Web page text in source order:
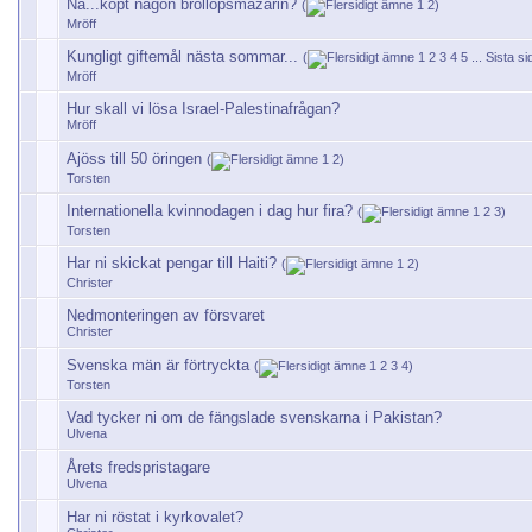
Nå...köpt någon bröllopsmazarin? ( 1 2)
Mröff
Kungligt giftemål nästa sommar... ( 1 2 3 4 5 Sista
Mröff
Hur skall vi lösa Israel-Palestinafrågan?
Mröff
Ajöss till 50 öringen ( 1 2)
Torsten
Internationella kvinnodagen i dag hur fira? ( 1 2 3)
Torsten
Har ni skickat pengar till Haiti? ( 1 2)
Christer
Nedmonteringen av försvaret
Christer
Svenska män är förtryckta ( 1 2 3 4)
Torsten
Vad tycker ni om de fängslade svenskarna i Pakistan?
Ulvena
Årets fredspristagare
Ulvena
Har ni röstat i kyrkovalet?